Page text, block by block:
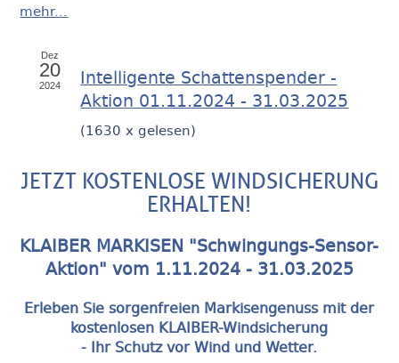
mehr...
Intelligente Schattenspender -
Aktion 01.11.2024 - 31.03.2025
(1630 x gelesen)
Dez
20
2024
JETZT KOSTENLOSE WINDSICHERUNG
ERHALTEN!
KLAIBER MARKISEN "Schwingungs-Sensor-
Aktion" vom 1.11.2024 - 31.03.2025
Erleben Sie sorgenfreien Markisengenuss mit der
kostenlosen KLAIBER-Windsicherung
- Ihr Schutz vor Wind und Wetter.